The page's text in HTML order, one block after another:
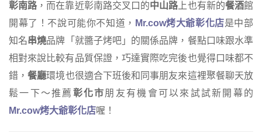
彰南路 ，而在靠近彰南路交叉口的中山路 上也有新的餐酒館
開幕了！不說可能你不知道， Mr.cow烤大爺彰化店是中部
知名串燒品牌「就醬子烤吧」的關係品牌，餐點口味跟水準
相對來說比較有品質保證，巧達實際吃完後也覺得口味都不
錯，餐廳環境也很適合下班後和同事朋友來這裡聚餐聊天放
鬆一下～推薦 彰化市朋友有機會可以來試試新開幕的
Mr.cow烤大爺彰化店喔！